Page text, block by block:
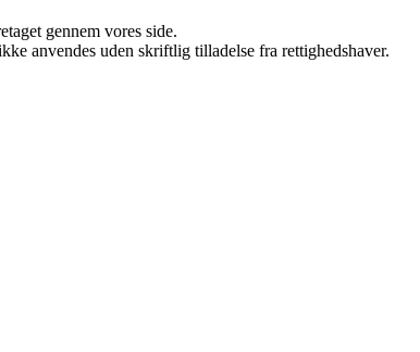
gennem vores side.
anvendes uden skriftlig tilladelse fra rettighedshaver.